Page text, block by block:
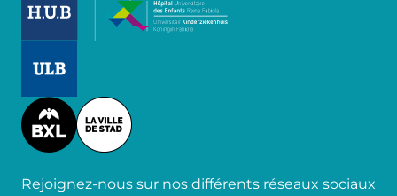
Image
Rejoignez-nous sur nos différents réseaux sociaux